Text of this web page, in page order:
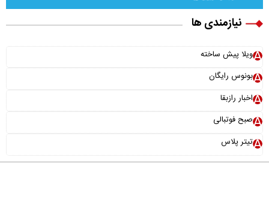
نیازمندی ها
ویلا پیش ساخته
بونوس رایگان
اخبار رازبقا
صبح فوتبالی
تیتر پلاس